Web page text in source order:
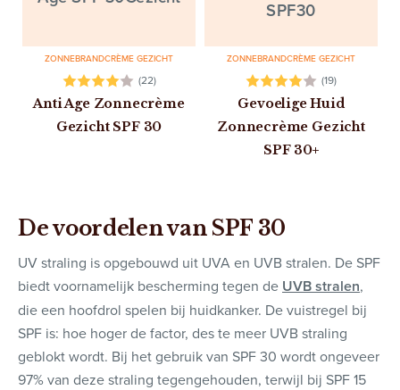
ZONNEBRANDCRÈME GEZICHT
(22)
Anti Age Zonnecrème
Gezicht SPF 30
ZONNEBRANDCRÈME GEZICHT
(19)
Gevoelige Huid
Zonnecrème Gezicht
SPF 30+
De voordelen van SPF 30
UV straling is opgebouwd uit UVA en UVB stralen. De SPF
biedt voornamelijk bescherming tegen de UVB stralen,
die een hoofdrol spelen bij huidkanker. De vuistregel bij
SPF is: hoe hoger de factor, des te meer UVB straling
geblokt wordt. Bij het gebruik van SPF 30 wordt ongeveer
97% van deze straling tegengehouden, terwijl bij SPF 15